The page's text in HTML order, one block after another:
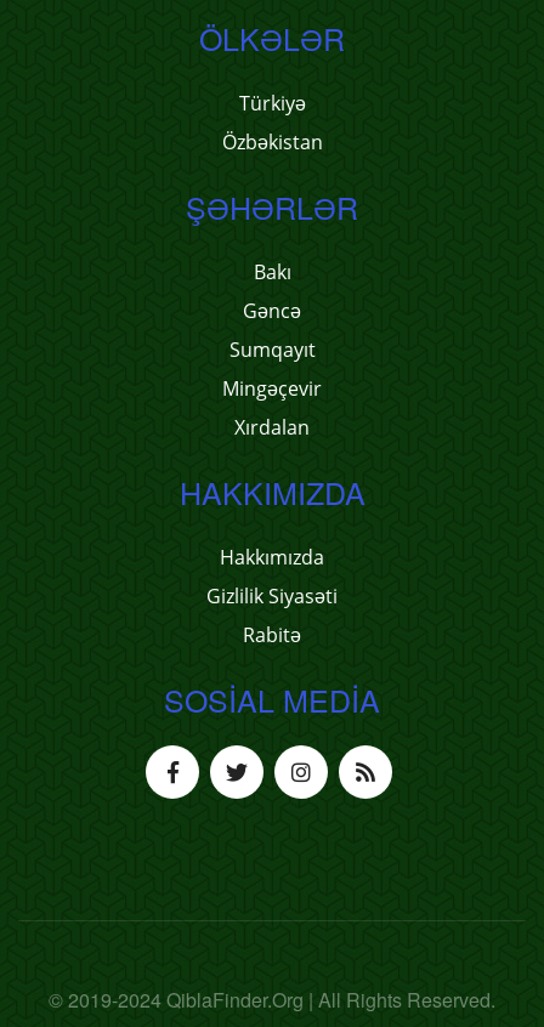
ÖLKƏLƏR
Türkiyə
Özbəkistan
ŞƏHƏRLƏR
Bakı
Gəncə
Sumqayıt
Mingəçevir
Xırdalan
HAKKIMIZDA
Hakkımızda
Gizlilik Siyasəti
Rabitə
SOSIAL MEDIA
© 2019-2024 QiblaFinder.Org | All Rights Reserved.